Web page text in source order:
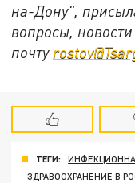
на-Дону",
вопросы,
почту
ТЕГИ:
ЗДРАВООХРАНЕНИЕ В